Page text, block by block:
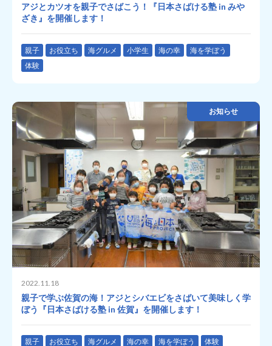
アジとカツオを親子でさばこう！『日本さばける塾 in みや
ざき』を開催します！
親子 お役立ち 海グルメ 小学生 海の幸
海を学ぼう
体験
お知らせ
2022.11.18
親子で学ぶ佐賀の海！アジとシバエビをさばいて美味しく学
ぼう『日本さばける塾 in 佐賀』を開催します！
親子 お役立ち 海グルメ 海の幸 海を学ぼう 体験